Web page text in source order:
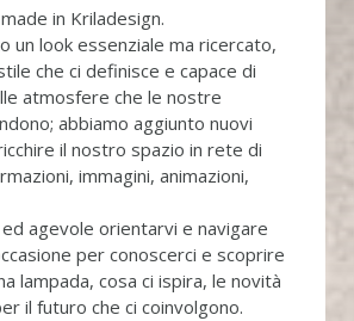
in Kriladesign.
un look essenziale ma ricercato,
che ci definisce e capace di
atmosfere che le nostre
abbiamo aggiunto nuovi
il nostro spazio in rete di
immagini, animazioni,
agevole orientarvi e navigare
per conoscerci e scoprire
lampada, cosa ci ispira, le novità
il futuro che ci coinvolgono.